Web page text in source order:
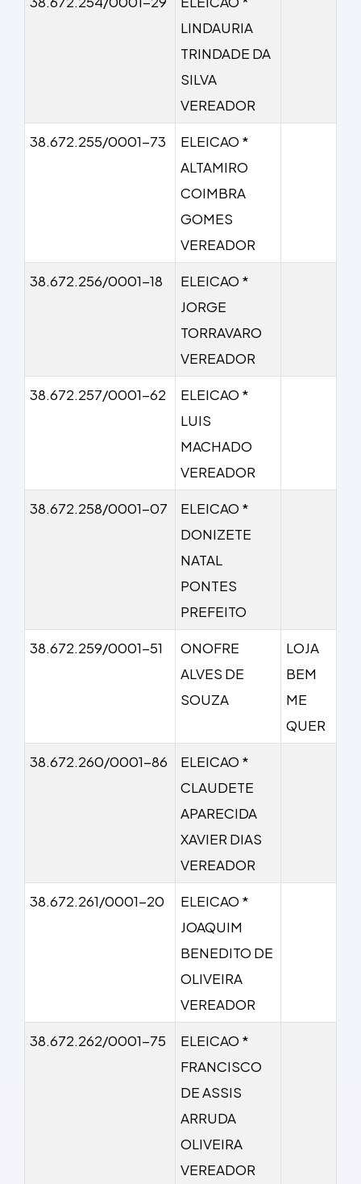
LINDAURIA
TRINDADE DA
SILVA
VEREADOR
38.672.255/0001-73
ELEICAO *
ALTAMIRO
COIMBRA
GOMES
VEREADOR
38.672.256/0001-18
ELEICAO *
JORGE
TORRAVARO
VEREADOR
38.672.257/0001-62
ELEICAO *
LUIS
MACHADO
VEREADOR
38.672.258/0001-07
ELEICAO *
DONIZETE
NATAL
PONTES
PREFEITO
38.672.259/0001-51
ONOFRE
ALVES DE
SOUZA
LOJA
BEM
ME
QUER
38.672.260/0001-86
ELEICAO *
CLAUDETE
APARECIDA
XAVIER DIAS
VEREADOR
38.672.261/0001-20
ELEICAO *
JOAQUIM
BENEDITO DE
OLIVEIRA
VEREADOR
38.672.262/0001-75
ELEICAO *
FRANCISCO
DE ASSIS
ARRUDA
OLIVEIRA
VEREADOR